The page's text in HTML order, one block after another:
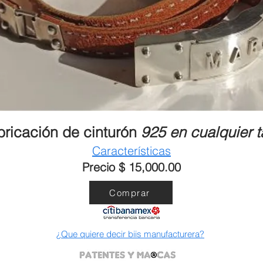
de cinturón 925 en cualquier
Características
Precio $ 15,000.00
Comprar
¿Que quiere decir biis manufacturera?